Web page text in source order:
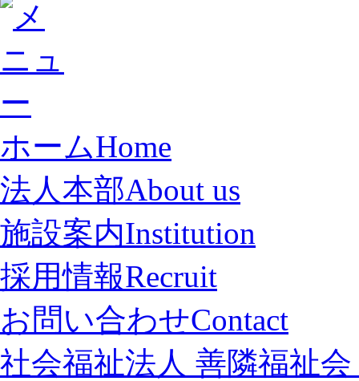
ホームHome
法人本部About us
施設案内Institution
採用情報Recruit
お問い合わせContact
社会福祉法人 善隣福祉会